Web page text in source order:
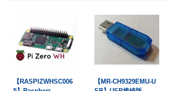
【RASPIZWHSC006
【MR-CH9329EMU-U